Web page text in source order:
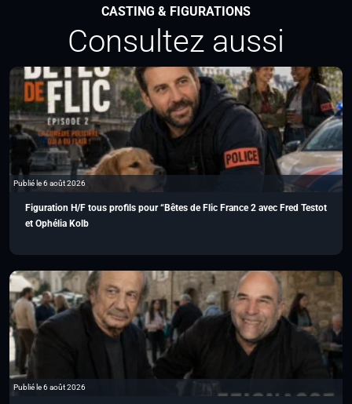
CASTING & FIGURATIONS
Consultez aussi
Publié le 6 août 2026
Figuration H/F tous profils pour “Bêtes de Flic France 2 avec Fred Testot
et Ophélia Kolb
Publié le 6 août 2026